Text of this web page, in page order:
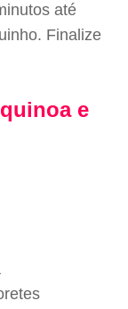
até
Finalize
e